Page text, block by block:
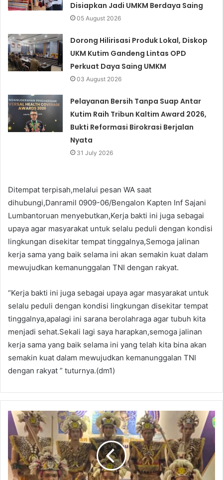
Disiapkan Jadi UMKM Berdaya Saing
05 August 2026
Dorong Hilirisasi Produk Lokal, Diskop
UKM Kutim Gandeng Lintas OPD
Perkuat Daya Saing UMKM
03 August 2026
Pelayanan Bersih Tanpa Suap Antar
Kutim Raih Tribun Kaltim Award 2026,
Bukti Reformasi Birokrasi Berjalan
Nyata
31 July 2026
Ditempat terpisah,melalui pesan WA saat
dihubungi,Danramil 0909-06/Bengalon Kapten Inf Sajani
Lumbantoruan menyebutkan,Kerja bakti ini juga sebagai
upaya agar masyarakat untuk selalu peduli dengan kondisi
lingkungan disekitar tempat tinggalnya,Semoga jalinan
kerja sama yang baik selama ini akan semakin kuat dalam
mewujudkan kemanunggalan TNI dengan rakyat.
“Kerja bakti ini juga sebagai upaya agar masyarakat untuk
selalu peduli dengan kondisi lingkungan disekitar tempat
tinggalnya,apalagi ini sarana berolahraga agar tubuh kita
menjadi sehat.Sekali lagi saya harapkan,semoga jalinan
kerja sama yang baik selama ini yang telah kita bina akan
semakin kuat dalam mewujudkan kemanunggalan TNI
dengan rakyat ” tuturnya.(dm1)